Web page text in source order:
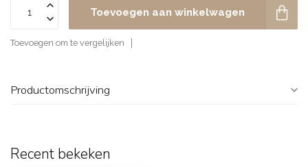
Toevoegen aan winkelwagen
Toevoegen om te vergelijken
Productomschrijving
Recent bekeken